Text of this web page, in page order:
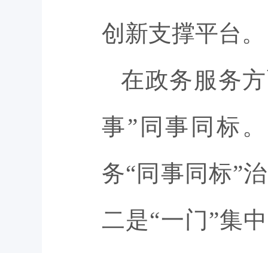
创新支撑平台。
在政务服务
事”同事同标
务“同事同标”
二是“一门”集